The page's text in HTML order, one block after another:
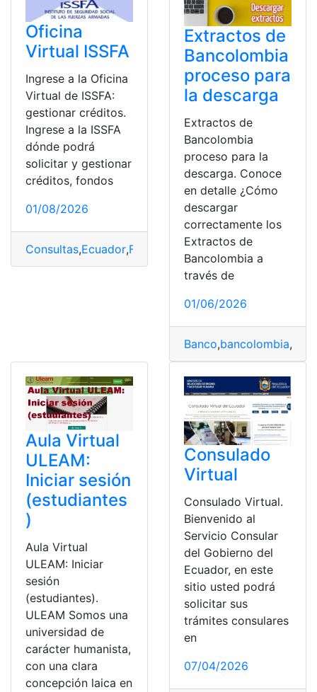
Oficina
Virtual ISSFA
Ingrese a la Oficina
Virtual de ISSFA:
gestionar créditos.
Ingrese a la ISSFA
dónde podrá
solicitar y gestionar
créditos, fondos
01/08/2026
Consultas,Ecuador,Fuerzas armadas del Ecuador
Extractos de
Bancolombia
proceso para
la descarga
Extractos de
Bancolombia
proceso para la
descarga. Conoce
en detalle ¿Cómo
descargar
correctamente los
Extractos de
Bancolombia a
través de
01/06/2026
Banco,bancolombia,
Aula Virtual
ULEAM:
Iniciar sesión
(estudiantes
)
Aula Virtual
ULEAM: Iniciar
sesión
(estudiantes).
ULEAM Somos una
universidad de
carácter humanista,
con una clara
concepción laica en
Consulado
Virtual
Consulado Virtual.
Bienvenido al
Servicio Consular
del Gobierno del
Ecuador, en este
sitio usted podrá
solicitar sus
trámites consulares
en
07/04/2026